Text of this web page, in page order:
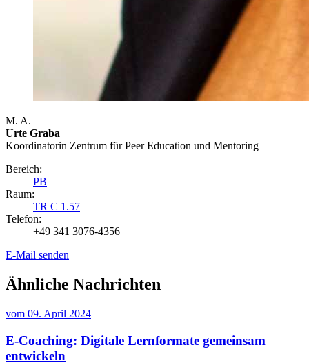
M. A.
Urte Graba
Koordinatorin Zentrum für Peer Education und Mentoring
Bereich:
PB
Raum:
TR C 1.57
Telefon:
+49 341 3076-4356
E-Mail senden
Ähnliche Nachrichten
vom 09. April 2024
E-Coaching: Digitale Lernformate gemeinsam
entwickeln